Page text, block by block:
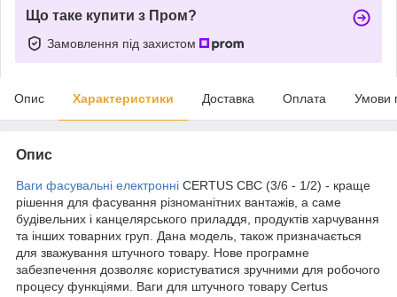
Що таке купити з Пром?
Замовлення під захистом
Опис Характеристики Доставка Оплата Умови
Опис
Ваги фасувальні електронні CERTUS CBC (3/6 - 1/2) - краще
рішення для фасування різноманітних вантажів, а саме
будівельних і канцелярського приладдя, продуктів харчування
та інших товарних груп. Дана модель, також призначається
для зважування штучного товару. Нове програмне
забезпечення дозволяє користуватися зручними для робочого
процесу функціями. Ваги для штучного товару Certus